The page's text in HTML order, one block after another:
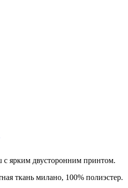
ярким двусторонним принтом.
ткань милано, 100% полиэстер.